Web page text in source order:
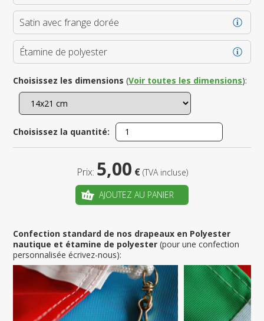
Satin avec frange dorée
Étamine de polyester
Choisissez les dimensions (Voir toutes les dimensions):
Choisissez la quantité:
Prix: 5,00 € (TVA incluse)
AJOUTEZ AU PANIER
Confection standard de nos drapeaux en Polyester
nautique et étamine de polyester(pour une confection
personnalisée écrivez-nous):